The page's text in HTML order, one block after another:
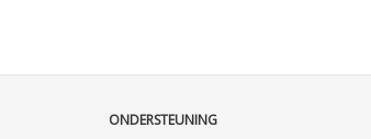
ONDERSTEUNING